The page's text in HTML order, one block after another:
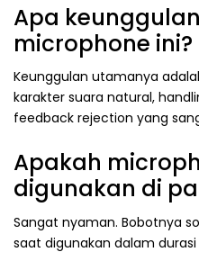
Apa
microphone ini?
Keunggulan utamanya
karakter suara natural,
feedback rejection yang
Apakah
digunakan di
Sangat nyaman. Bobotnya
saat digunakan dalam durasi